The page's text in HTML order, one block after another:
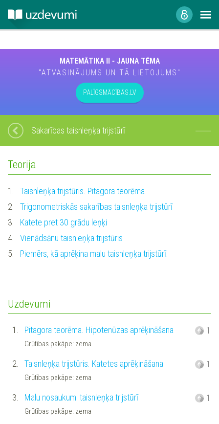
MATEMĀTIKA II - JAUNA TĒMA
"ATVASINĀJUMS UN TĀ LIETOJUMS"
PALĪGSMĀCĪBĀS.LV
Sakarības taisnleņķa trijstūrī
Teorija
1.
Taisnleņķa trijstūris. Pitagora teorēma
2.
Trigonometriskās sakarības taisnleņķa trijstūrī
3.
Katete pret 30 grādu leņķi
4.
Vienādsānu taisnleņķa trijstūris
5.
Piemērs, kā aprēķina malu taisnleņķa trijstūrī.
Uzdevumi
1. Pitagora teorēma. Hipotenūzas aprēķināšana
Grūtības pakāpe: zema
1
2. Taisnleņķa trijstūris. Katetes aprēķināšana
Grūtības pakāpe: zema
1
3. Malu nosaukumi taisnleņķa trijstūrī
Grūtības pakāpe: zema
1